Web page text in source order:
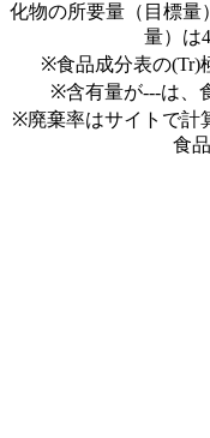
化物の所要量（目標量
量）は
※食品成分表の(Tr)
※含有量が---は、
※廃棄率はサイトで計
食